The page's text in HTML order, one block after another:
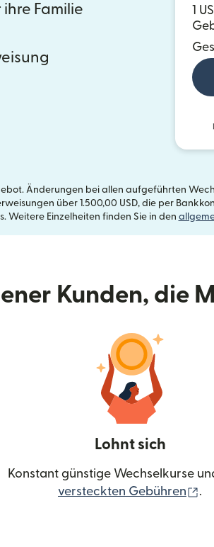
Familie
1
Änderungen bei allen aufgeführten
über 1.500,00 USD, die per
Weitere Einzelheiten finden Sie in den
Kunden, die
Lohnt sich
Konstant günstige Wechselkurse
versteckten Gebühren
.